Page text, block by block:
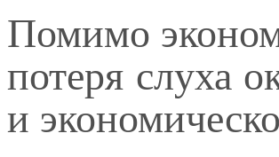
Помимо
потеря слуха
и